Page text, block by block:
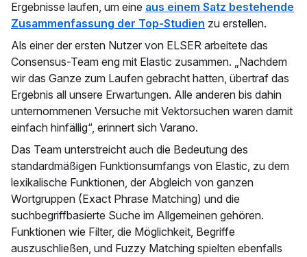
Ergebnisse laufen, um eine aus einem Satz bestehende
Zusammenfassung der Top-Studien zu erstellen.
Als einer der ersten Nutzer von ELSER arbeitete das
Consensus-Team eng mit Elastic zusammen. „Nachdem
wir das Ganze zum Laufen gebracht hatten, übertraf das
Ergebnis all unsere Erwartungen. Alle anderen bis dahin
unternommenen Versuche mit Vektorsuchen waren damit
einfach hinfällig“, erinnert sich Varano.
Das Team unterstreicht auch die Bedeutung des
standardmäßigen Funktionsumfangs von Elastic, zu dem
lexikalische Funktionen, der Abgleich von ganzen
Wortgruppen (Exact Phrase Matching) und die
suchbegriffbasierte Suche im Allgemeinen gehören.
Funktionen wie Filter, die Möglichkeit, Begriffe
auszuschließen, und Fuzzy Matching spielten ebenfalls